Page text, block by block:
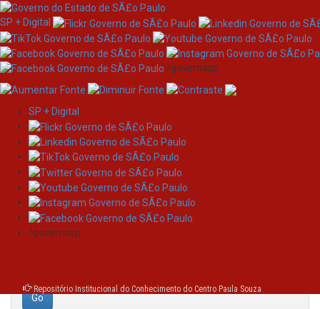
Skip
navigation
SP + Digital
/governosp
SP + Digital
/governosp
Repositório Institucional do Conhecimento do Centro Paula Souza
Search
Search: